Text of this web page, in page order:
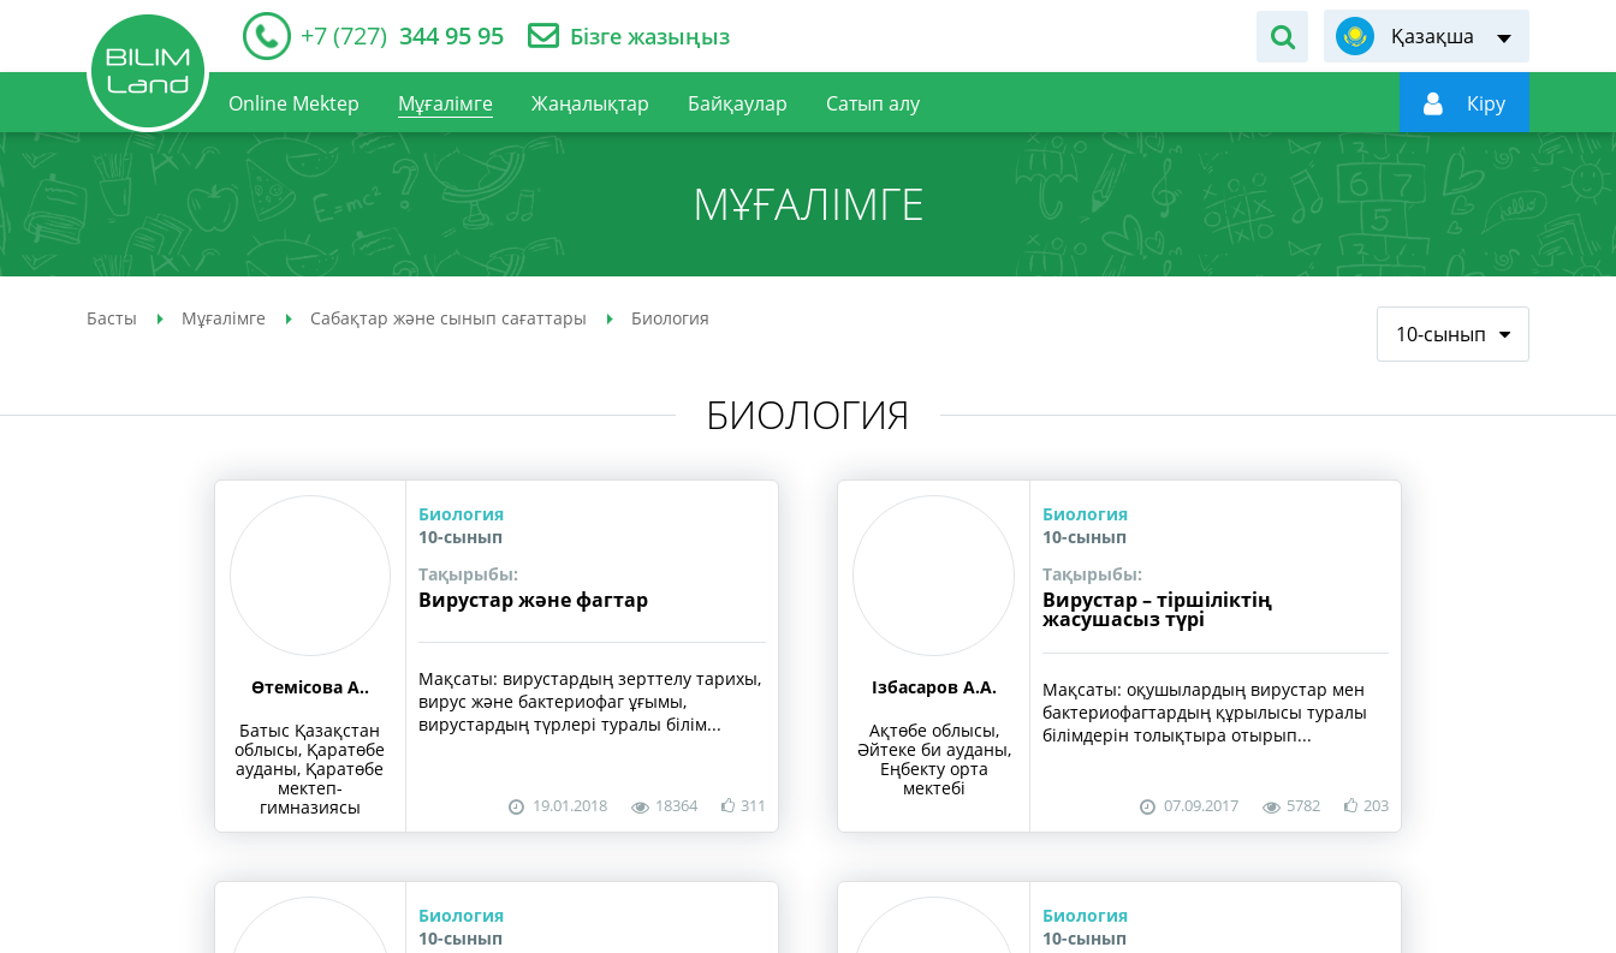
+7 (727) 344 95 95 Бізге жазыңыз Қазақша
Online Mektep Мұғалімге Жаңалықтар Байқаулар Сатып алу  Кiру
МҰҒАЛІМГЕ
Басты Мұғалімге Сабақтар және сынып сағаттары Биология
10-сынып
БИОЛОГИЯ
Өтемісова А..
Батыс Қазақстан
облысы, Қаратөбе
ауданы, Қаратөбе
мектеп-
гимназиясы
Биология
10-сынып
Тақырыбы:
Вирустар және фагтар
Мақсаты: вирустардың зерттелу тарихы,
вирус және бактериофаг ұғымы,
вирустардың түрлері туралы білім...
19.01.2018 18364 311
Ізбасаров А.А.
Ақтөбе облысы,
Әйтеке би ауданы,
Еңбекту орта
мектебі
Биология
10-сынып
Тақырыбы:
Вирустар – тіршіліктің
жасушасыз түрі
Мақсаты: оқушылардың вирустар мен
бактериофагтардың құрылысы туралы
білімдерін толықтыра отырып...
07.09.2017 5782 203
Биология
10-сынып
Биология
10-сынып